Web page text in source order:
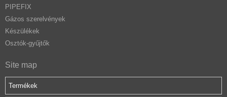
PIPEFIX
Gázos szerelvények
Készülékek
Osztók-gyűjtők
Site map
Termékek